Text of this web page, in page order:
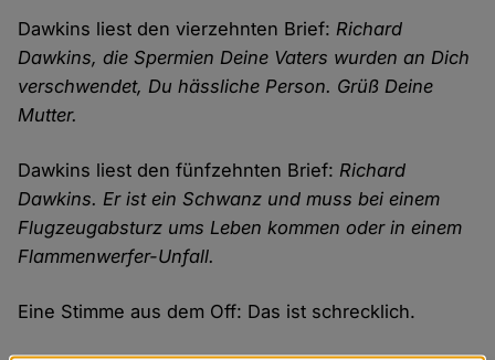
Dawkins liest den vierzehnten Brief:Richard
Dawkins, die Spermien Deine Vaters wurden an Dich
verschwendet, Du hässliche Person. Grüß Deine
Mutter.
Dawkins liest den fünfzehnten Brief:Richard
Dawkins. Er ist ein Schwanz und muss bei einem
Flugzeugabsturz ums Leben kommen oder in einem
Flammenwerfer-Unfall.
Eine Stimme aus dem Off: Das ist schrecklich.